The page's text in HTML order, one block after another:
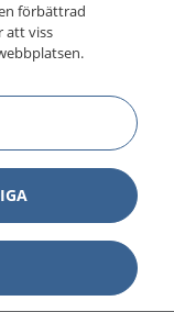
Visa
Visa
förbättrad
att viss